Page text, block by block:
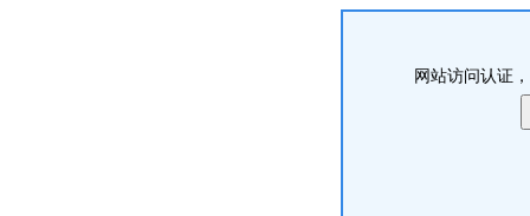
网站访问认证